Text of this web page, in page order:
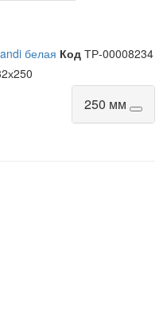
белая Код ТР-00008234
250 мм